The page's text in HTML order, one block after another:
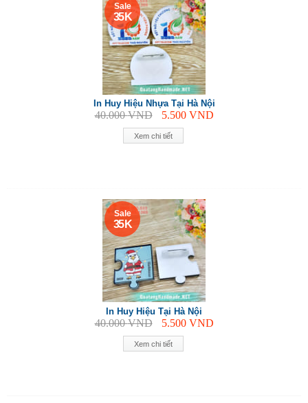
Xem chi tiết
Sale
35 K
In Huy Hiệu Nhựa Tại Hà Nội
40.000VND 5.500 VND
Xem chi tiết
Sale
35 K
In Huy Hiệu Tại Hà Nội
40.000VND 5.500 VND